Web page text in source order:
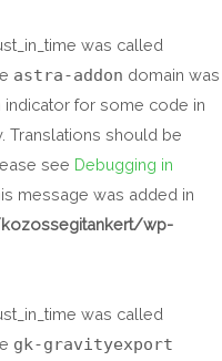
was called
astra-addon domain was
indicator for some code in
Translations should be
see Debugging in
message was added in
wp-
was called
gk-gravityexport